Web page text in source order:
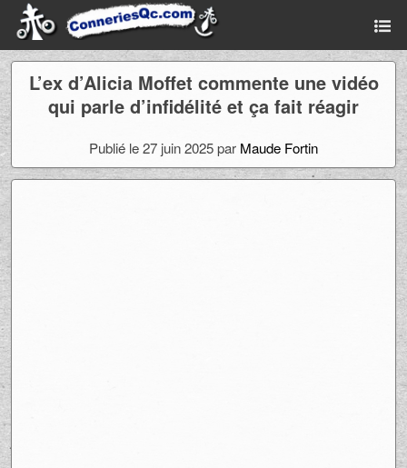
L’ex d’Alicia Moffet commente une vidéo
qui parle d’infidélité et ça fait réagir
Publié le 27 juin 2025 par Maude Fortin